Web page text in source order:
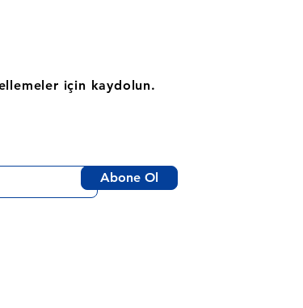
için kaydolun.
Abone Ol